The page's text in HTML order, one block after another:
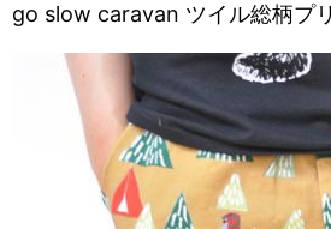
go slow caravan ツイル総柄プ